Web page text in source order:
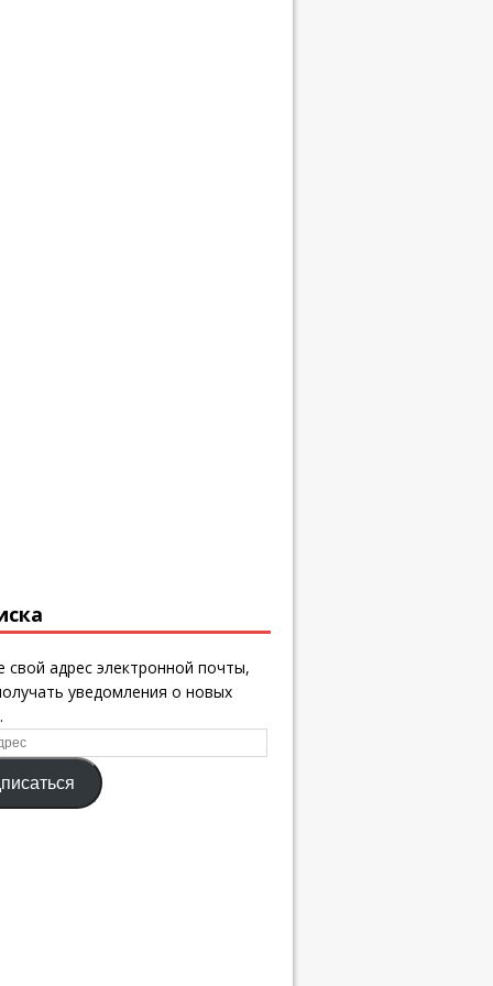
свой адрес электронной почты,
уведомления о новых